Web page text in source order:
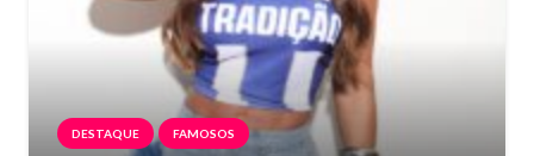
DESTAQUE FAMOSOS